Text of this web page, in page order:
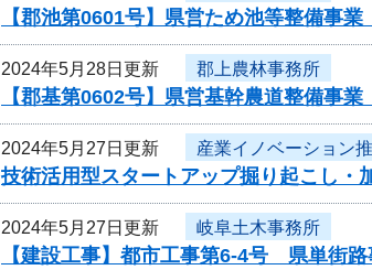
【郡池第0601号】県営ため池等整備
2024年5月28日更新 郡上農林事務所
【郡基第0602号】県営基幹農道整備
2024年5月27日更新 産業イノベーション
技術活用型スタートアップ掘り起こし・
2024年5月27日更新 岐阜土木事務所
【建設工事】都市工事第6-4号 県単街